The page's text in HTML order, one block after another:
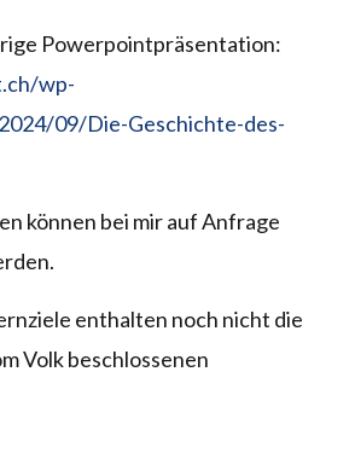
Powerpointpräsentation:
wp-
09/Die-Geschichte-des-
können bei mir auf Anfrage
enthalten noch nicht die
Volk beschlossenen